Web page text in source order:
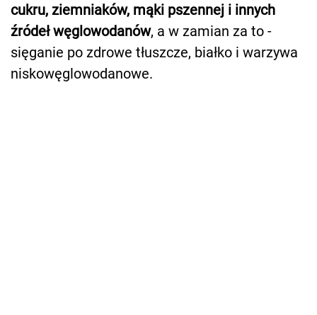
cukru, ziemniaków, mąki pszennej i innych
źródeł węglowodanów, a w zamian za to -
sięganie po zdrowe tłuszcze, białko i warzywa
niskowęglowodanowe.